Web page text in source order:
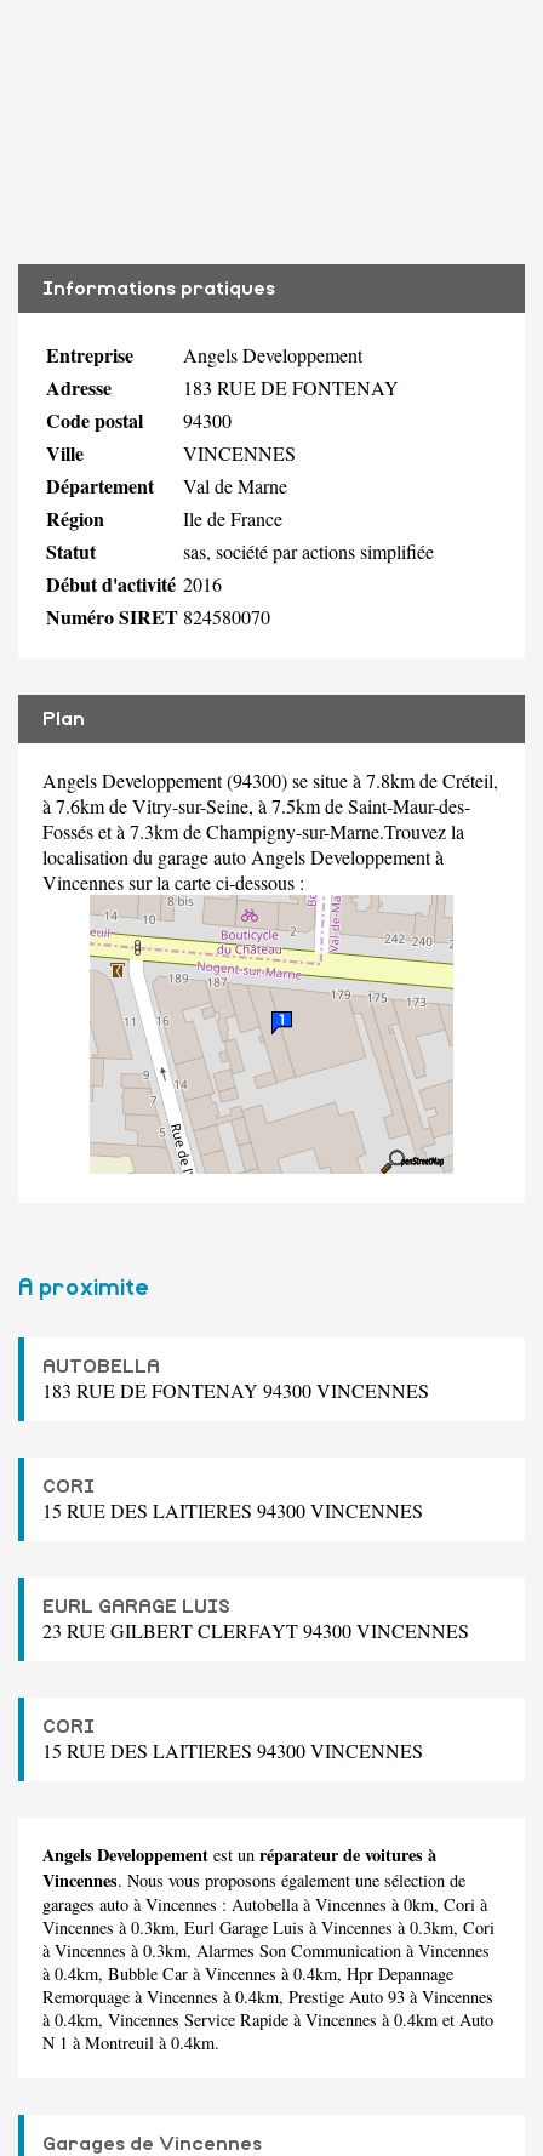
Informations pratiques
Entreprise Angels Developpement
Adresse 183 RUE DE FONTENAY
Code postal 94300
Ville VINCENNES
Département Val de Marne
Région Ile de France
Statut sas, société par actions simplifiée
Début d'activité 2016
Numéro SIRET 824580070
Plan
Angels Developpement (94300) se situe à 7.8km de Créteil,
à 7.6km de Vitry-sur-Seine, à 7.5km de Saint-Maur-des-
Fossés et à 7.3km de Champigny-sur-Marne.Trouvez la
localisation du garage auto Angels Developpement à
Vincennes sur la carte ci-dessous :
A proximite
AUTOBELLA
183 RUE DE FONTENAY 94300 VINCENNES
CORI
15 RUE DES LAITIERES 94300 VINCENNES
EURL GARAGE LUIS
23 RUE GILBERT CLERFAYT 94300 VINCENNES
CORI
15 RUE DES LAITIERES 94300 VINCENNES
Angels Developpement est un réparateur de voitures à
Vincennes. Nous vous proposons également une sélection de
garages auto à Vincennes : Autobellaà Vincennes à 0km, Cori à
Vincennes à 0.3km, Eurl Garage Luis à Vincennes à 0.3km, Cori
à Vincennes à 0.3km, Alarmes Son Communication à Vincennes
à 0.4km, Bubble Car à Vincennes à 0.4km, Hpr Depannage
Remorquage à Vincennes à 0.4km, Prestige Auto 93 à Vincennes
à 0.4km, Vincennes Service Rapide à Vincennes à 0.4km et Auto
N 1 à Montreuil à 0.4km.
Garages de Vincennes